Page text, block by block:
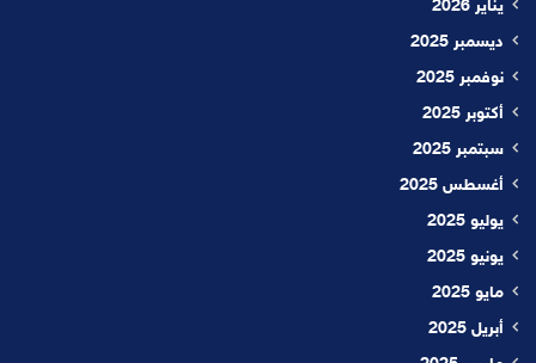
يناير 2026
ديسمبر 2025
نوفمبر 2025
أكتوبر 2025
سبتمبر 2025
أغسطس 2025
يوليو 2025
يونيو 2025
مايو 2025
أبريل 2025